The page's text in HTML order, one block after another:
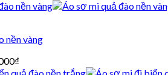
nền vàng
₫